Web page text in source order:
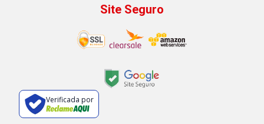
Site Seguro
Verificada por